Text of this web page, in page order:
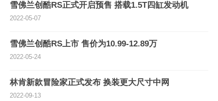
雪佛兰创酷RS正式开启预售 搭载1.5T四缸发动机
2022-05-07
雪佛兰创酷RS上市 售价为10.99-12.89万
2022-05-24
林肯新款冒险家正式发布 换装更大尺寸中网
2022-09-13